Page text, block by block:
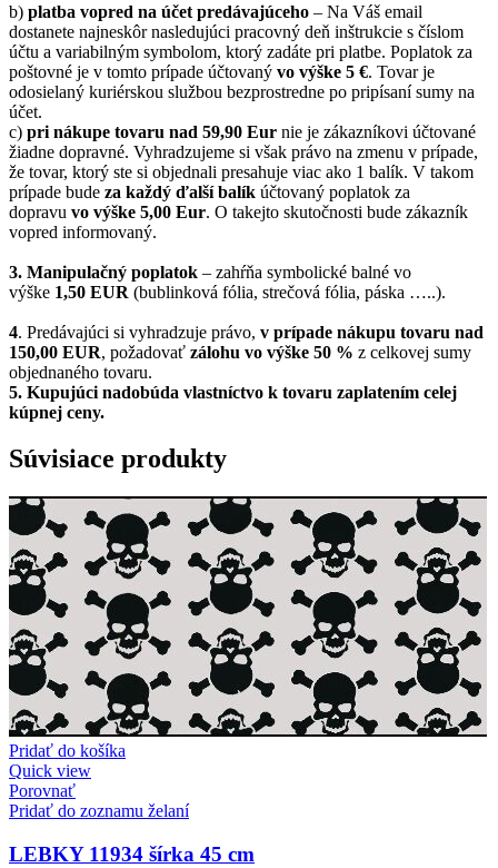
b) platba vopred na účet predávajúceho – Na Váš email
dostanete najneskôr nasledujúci pracovný deň inštrukcie s číslom
účtu a variabilným symbolom, ktorý zadáte pri platbe. Poplatok za
poštovné je v tomto prípade účtovaný vo výške 5 €. Tovar je
odosielaný kuriérskou službou bezprostredne po pripísaní sumy na
účet.
c) pri nákupe tovaru nad 59,90 Eur nie je zákazníkovi účtované
žiadne dopravné. Vyhradzujeme si však právo na zmenu v prípade,
že tovar, ktorý ste si objednali presahuje viac ako 1 balík. V takom
prípade bude za každý ďalší balík účtovaný poplatok za
dopravu vo výške 5,00 Eur. O takejto skutočnosti bude zákazník
vopred informovaný.
3. Manipulačný poplatok – zahŕňa symbolické balné vo
výške 1,50 EUR (bublinková fólia, strečová fólia, páska …..).
4. Predávajúci si vyhradzuje právo, v prípade nákupu tovaru nad
150,00 EUR, požadovať zálohu vo výške 50 % z celkovej sumy
objednaného tovaru.
5. Kupujúci nadobúda vlastníctvo k tovaru zaplatením celej
kúpnej ceny.
Súvisiace produkty
Pridať do košíka
Quick view
Porovnať
Pridať do zoznamu želaní
LEBKY 11934 šírka 45 cm